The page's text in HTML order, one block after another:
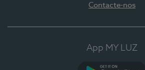
Contacte-nos
App MY LUZ